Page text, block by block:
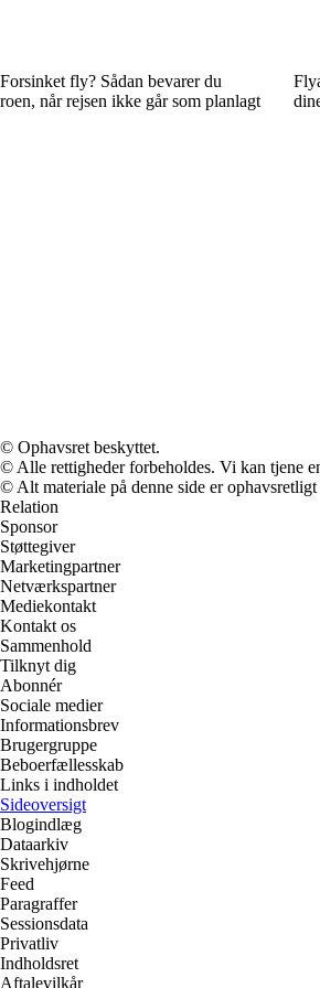
Forsinket fly? Sådan bevarer du
roen, når rejsen ikke går som planlagt
© Ophavsret beskyttet.
© Alle rettigheder forbeholdes. Vi kan tjene
© Alt materiale på denne side er
Relation
Sponsor
Støttegiver
Marketingpartner
Netværkspartner
Mediekontakt
Kontakt os
Sammenhold
Tilknyt dig
Abonnér
Sociale medier
Informationsbrev
Brugergruppe
Beboerfællesskab
Links i indholdet
Sideoversigt
Blogindlæg
Dataarkiv
Skrivehjørne
Feed
Paragraffer
Sessionsdata
Privatliv
Indholdsret
Aftalevilkår